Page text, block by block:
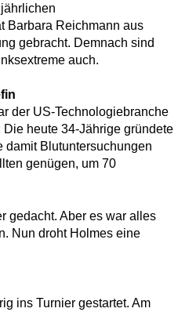
Barbara Reichmann aus
gebracht. Demnach sind
auch.
der US-Technologiebranche
heute 34-Jährige gründete
damit Blutuntersuchungen
genügen, um 70
gedacht. Aber es war alles
Nun droht Holmes eine
ins Turnier gestartet. Am